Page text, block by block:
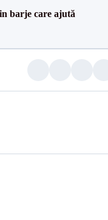
barje care ajută